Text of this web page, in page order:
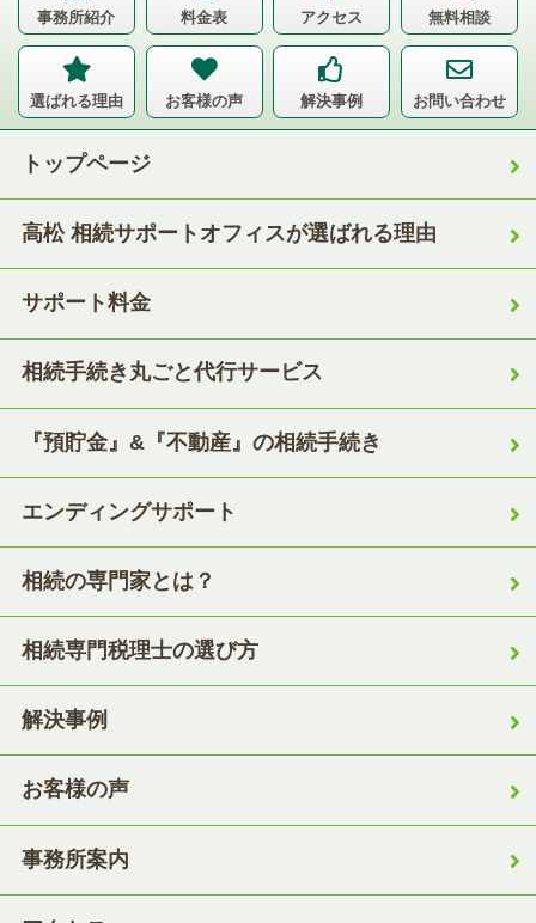
事務所紹介 料金表 アクセス 無料相談
選ばれる理由 お客様の声 解決事例 お問い合わせ
トップページ
高松 相続サポートオフィスが選ばれる理由
サポート料金
相続手続き丸ごと代行サービス
『預貯金』&『不動産』の相続手続き
エンディングサポート
相続の専門家とは？
相続専門税理士の選び方
解決事例
お客様の声
事務所案内